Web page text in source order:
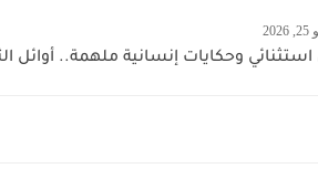
وحكايات إنسانية ملهمة.. أوائل